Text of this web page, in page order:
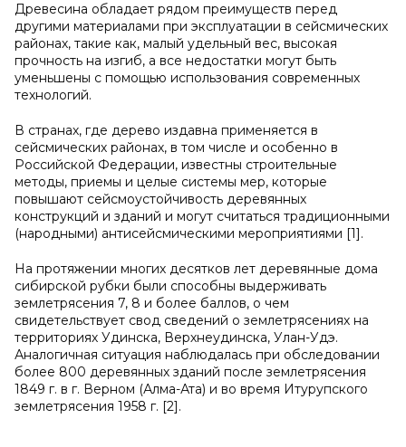
Древесина обладает рядом преимуществ перед
другими материалами при эксплуатации в сейсмических
районах, такие как, малый удельный вес, высокая
прочность на изгиб, а все недостатки могут быть
уменьшены с помощью использования современных
технологий.
В странах, где дерево издавна применяется в
сейсмических районах, в том числе и особенно в
Российской Федерации, известны строительные
методы, приемы и целые системы мер, которые
повышают сейсмоустойчивость деревянных
конструкций и зданий и могут считаться традиционными
(народными) антисейсмическими мероприятиями [1].
На протяжении многих десятков лет деревянные дома
сибирской рубки были способны выдерживать
землетрясения 7, 8 и более баллов, о чем
свидетельствует свод сведений о землетрясениях на
территориях Удинска, Верхнеудинска, Улан-Удэ.
Аналогичная ситуация наблюдалась при обследовании
более 800 деревянных зданий после землетрясения
1849 г. в г. Верном (Алма-Ата) и во время Итурупского
землетрясения 1958 г. [2].